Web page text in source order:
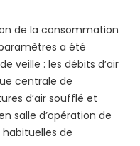
de la consommation
a été
veille : les débits d’air
centrale de
d’air soufflé et
salle d’opération de
de